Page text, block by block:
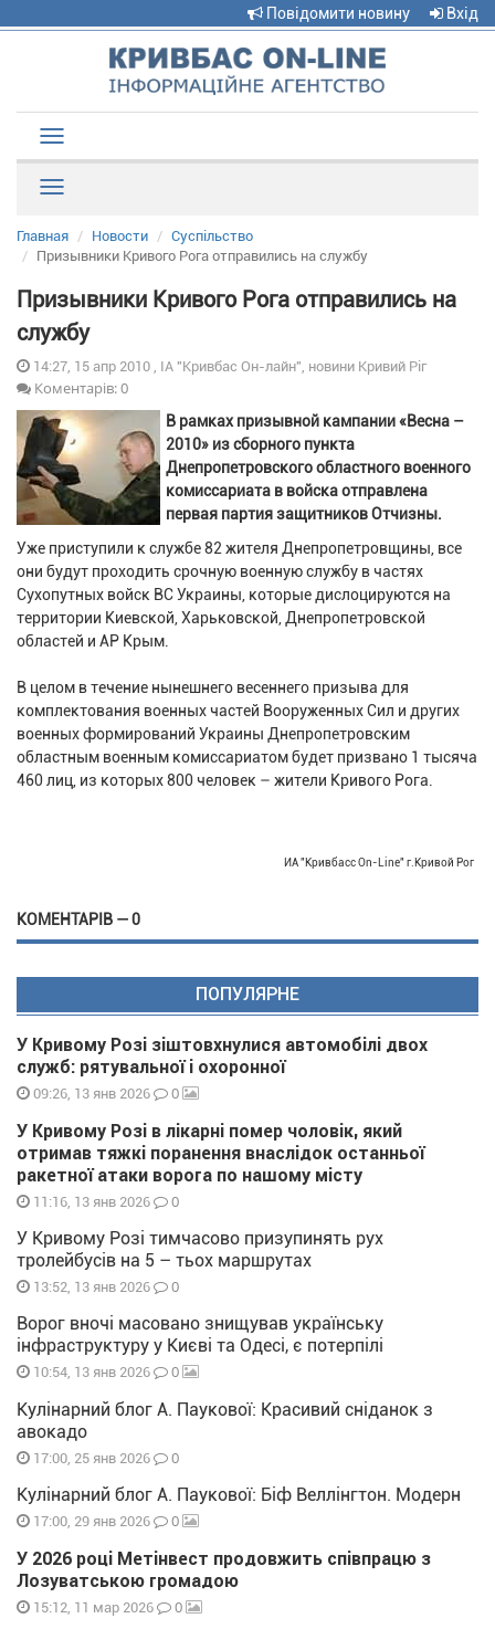
Повідомити новину Вхід
navigation
Главная Новости
Суспільство
Призывники Кривого Рога отправились на службу
Призывники Кривого Рога отправились на
службу
14:27, 15 апр 2010 , ІА "Кривбас Он-лайн", новини Кривий Ріг
Коментарів: 0
В рамках призывной кампании «Весна –
2010» из сборного пункта
Днепропетровского областного военного
комиссариата в войска отправлена
первая партия защитников Отчизны.
Уже приступили к службе 82 жителя Днепропетровщины, все
они будут проходить срочную военную службу в частях
Сухопутных войск ВС Украины, которые дислоцируются на
территории Киевской, Харьковской, Днепропетровской
областей и АР Крым.
В целом в течение нынешнего весеннего призыва для
комплектования военных частей Вооруженных Сил и других
военных формирований Украины Днепропетровским
областным военным комиссариатом будет призвано 1 тысяча
460 лиц, из которых 800 человек – жители Кривого Рога.
ИА "Кривбасс On-Line" г.Кривой Рог
КОМЕНТАРІВ — 0
ПОПУЛЯРНЕ
У Кривому Розі зіштовхнулися автомобілі двох
служб: рятувальної і охоронної
09:26, 13 янв 2026 0
У Кривому Розі в лікарні помер чоловік, який
отримав тяжкі поранення внаслідок останньої
ракетної атаки ворога по нашому місту
11:16, 13 янв 2026 0
У Кривому Розі тимчасово призупинять рух
тролейбусів на 5 – тьох маршрутах
13:52, 13 янв 2026 0
Ворог вночі масовано знищував українську
інфраструктуру у Києві та Одесі, є потерпілі
10:54, 13 янв 2026 0
Кулінарний блог А. Паукової: Красивий сніданок з
авокадо
17:00, 25 янв 2026 0
Кулінарний блог А. Паукової: Біф Веллінгтон. Модерн
17:00, 29 янв 2026 0
У 2026 році Метінвест продовжить співпрацю з
Лозуватською громадою
15:12, 11 мар 2026 0